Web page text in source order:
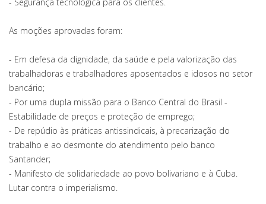
As moções aprovadas foram:
- Em defesa da dignidade, da saúde e pela valorização das
trabalhadoras e trabalhadores aposentados e idosos no setor
bancário;
- Por uma dupla missão para o Banco Central do Brasil -
Estabilidade de preços e proteção de emprego;
- De repúdio às práticas antissindicais, à precarização do
trabalho e ao desmonte do atendimento pelo banco
Santander;
- Manifesto de solidariedade ao povo bolivariano e à Cuba.
Lutar contra o imperialismo.